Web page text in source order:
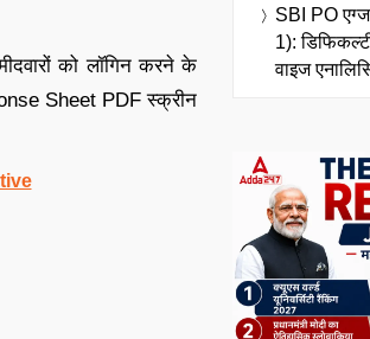
को लॉगिन करने के
Sheet PDF स्क्रीन
SBI PO
1):
वाइज